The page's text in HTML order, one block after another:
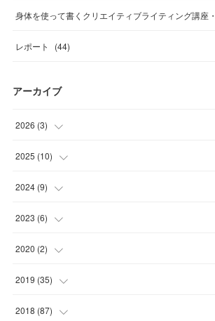
身体を使って書くクリエイティブライティング講座
レポート (44)
アーカイブ
2026 (3)
(1
( )
(
2025 (10)
( )
( )
(
(3
2024 (9)
( )
( )
(2
(1
2023 (6)
( )
(1
(3
2020 (2)
(1
(1
2019 (35)
(2
2018 (87)